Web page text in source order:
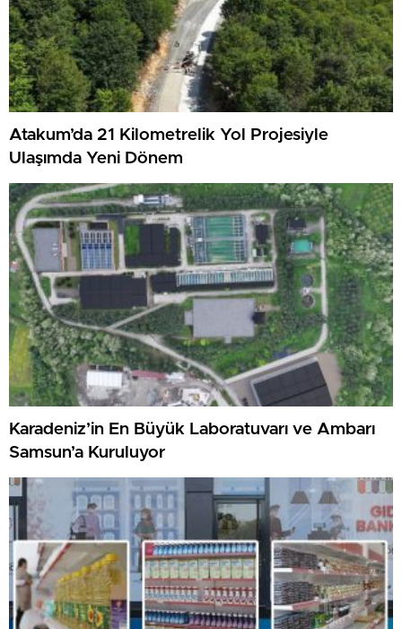
Atakum’da 21 Kilometrelik Yol Projesiyle
Ulaşımda Yeni Dönem
Karadeniz’in En Büyük Laboratuvarı ve Ambarı
Samsun’a Kuruluyor